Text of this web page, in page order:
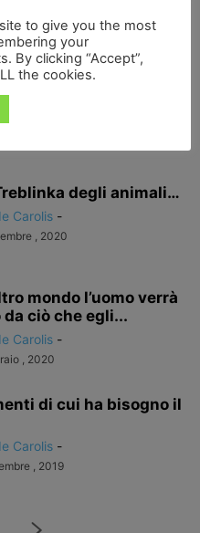
Carolis -
, 2021
Carolis
degli animali…
Carolis -
, 2020
mondo l’uomo verrà
ciò che egli...
Carolis -
, 2020
di cui ha bisogno il
Carolis -
, 2019
to give you the most
your
By clicking “Accept”,
the cookies.